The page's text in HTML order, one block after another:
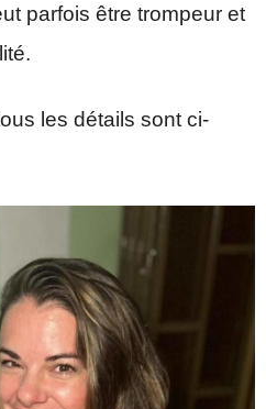
parfois être trompeur et
les détails sont ci-